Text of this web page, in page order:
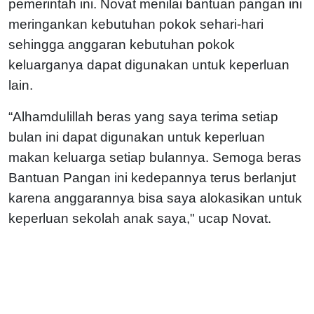
pemerintah ini. Novat menilai bantuan pangan ini
meringankan kebutuhan pokok sehari-hari
sehingga anggaran kebutuhan pokok
keluarganya dapat digunakan untuk keperluan
lain.
“Alhamdulillah beras yang saya terima setiap
bulan ini dapat digunakan untuk keperluan
makan keluarga setiap bulannya. Semoga beras
Bantuan Pangan ini kedepannya terus berlanjut
karena anggarannya bisa saya alokasikan untuk
keperluan sekolah anak saya," ucap Novat.